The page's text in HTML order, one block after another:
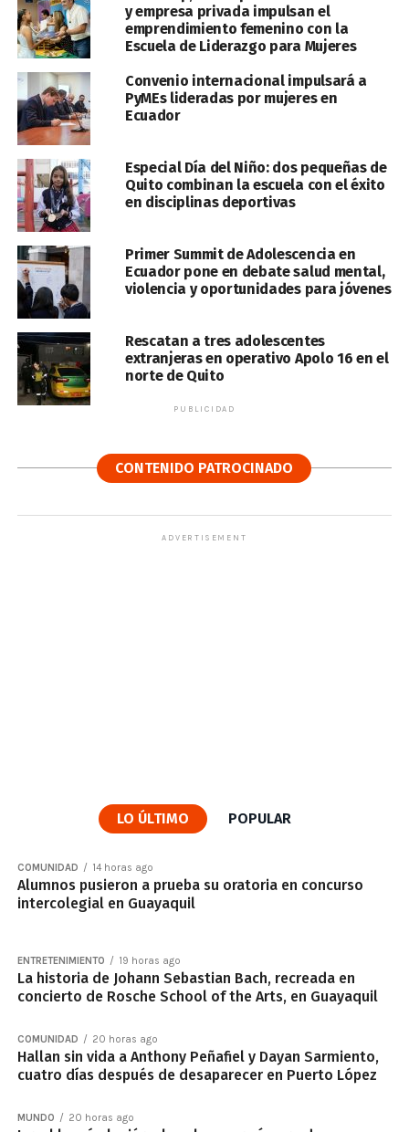
y empresa privada impulsan el
emprendimiento femenino con la
Escuela de Liderazgo para Mujeres
Convenio internacional impulsará a
PyMEs lideradas por mujeres en
Ecuador
Especial Día del Niño: dos pequeñas de
Quito combinan la escuela con el éxito
en disciplinas deportivas
Primer Summit de Adolescencia en
Ecuador pone en debate salud mental,
violencia y oportunidades para jóvenes
Rescatan a tres adolescentes
extranjeras en operativo Apolo 16 en el
norte de Quito
PUBLICIDAD
CONTENIDO PATROCINADO
ADVERTISEMENT
LO ÚLTIMO POPULAR
COMUNIDAD 14 horas ago
Alumnos pusieron a prueba su oratoria en concurso
intercolegial en Guayaquil
ENTRETENIMIENTO 19 horas ago
La historia de Johann Sebastian Bach, recreada en
concierto de Rosche School of the Arts, en Guayaquil
COMUNIDAD 20 horas ago
Hallan sin vida a Anthony Peñafiel y Dayan Sarmiento,
cuatro días después de desaparecer en Puerto López
MUNDO 20 horas ago